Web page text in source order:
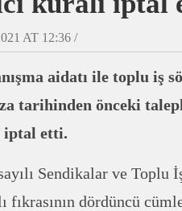
AT 12:36 /
aidatı ile toplu iş
tarihinden önceki
iptal etti.
Sendikalar ve Toplu
dördüncü